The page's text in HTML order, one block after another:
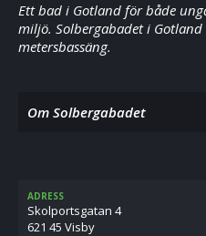
Ett bad i Gotland för både
miljö. Solbergabadet i
metersbassäng.
Om Solbergabadet
ADRESS
Skolportsgatan 4
621 45 Visby